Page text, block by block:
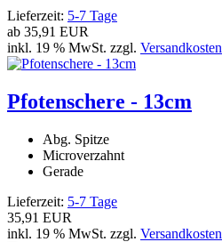
Lieferzeit: 5-7 Tage
ab 35,91 EUR
inkl. 19 % MwSt. zzgl. Versandkosten
Pfotenschere - 13cm
Abg. Spitze
Microverzahnt
Gerade
Lieferzeit: 5-7 Tage
35,91 EUR
inkl. 19 % MwSt. zzgl. Versandkosten